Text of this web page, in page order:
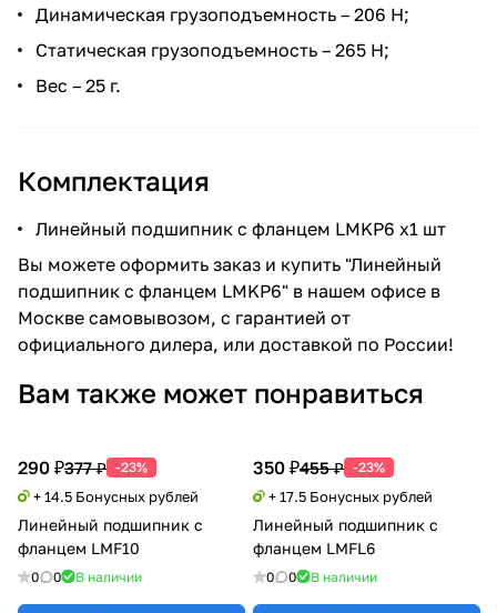
Динамическая грузоподъемность – 206 Н;
Статическая грузоподъемность – 265 Н;
Вес – 25 г.
Комплектация
Линейный подшипник с фланцем LMKP6 x1 шт
Вы можете оформить заказ и купить "Линейный
подшипник с фланцем LMKP6" в нашем офисе в
Москве самовывозом, с гарантией от
официального дилера, или доставкой по России!
Вам также может понравиться
290 ₽377 ₽ -23%
+ 14.5 Бонусных рублей
Линейный подшипник с
фланцем LMF10
0 0 В наличии
350 ₽455 ₽ -23%
+ 17.5 Бонусных рублей
Линейный подшипник с
фланцем LMFL6
0 0 В наличии